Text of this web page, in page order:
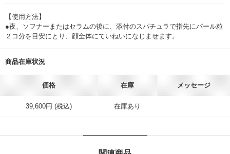
【使用方法】
●夜、ソフナーまたはセラムの後に、添付のスパチュラで指先にパール粒
２コ分を目安にとり、顔全体にていねいになじませます。
商品在庫状況
価格 在庫 メッセージ
39,600円 (税込) 在庫あり